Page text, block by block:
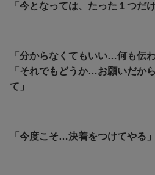
「今となっては、たった１つだ
「分からなくてもいい…何も伝
「それでもどうか…お願いだか
て」
「今度こそ…決着をつけてやる」